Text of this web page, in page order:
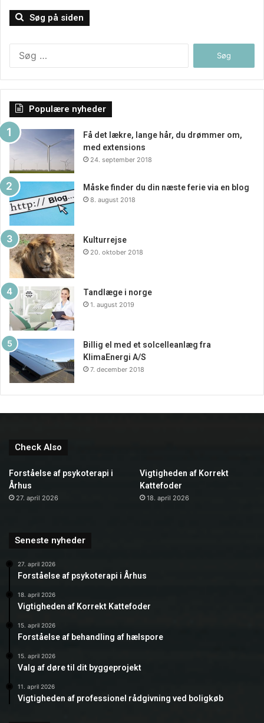
Søg på siden
Populære nyheder
Få det lækre, lange hår, du drømmer om,
med extensions
24. september 2018
Måske finder du din næste ferie via en blog
8. august 2018
Kulturrejse
20. oktober 2018
Tandlæge i norge
1. august 2019
Billig el med et solcelleanlæg fra
KlimaEnergi A/S
7. december 2018
Check Also
Forståelse af psykoterapi i
Århus
27. april 2026
Vigtigheden af Korrekt
Kattefoder
18. april 2026
Seneste nyheder
27. april 2026
Forståelse af psykoterapi i Århus
18. april 2026
Vigtigheden af Korrekt Kattefoder
15. april 2026
Forståelse af behandling af hælspore
15. april 2026
Valg af døre til dit byggeprojekt
11. april 2026
Vigtigheden af professionel rådgivning ved boligkøb